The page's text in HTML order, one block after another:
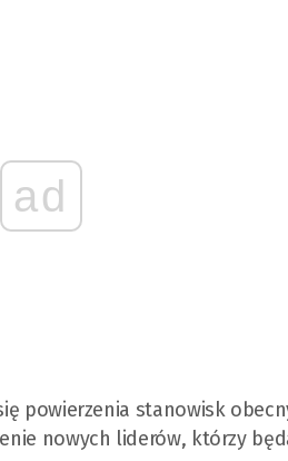
ad
powierzenia stanowisk
nowych liderów, którzy